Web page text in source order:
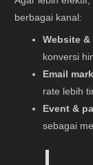
berbagai kanal:
Website
konversi
Email
rate lebih
Event &
sebagai